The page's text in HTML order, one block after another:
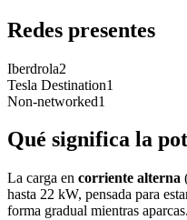
Redes presentes
Iberdrola2
Tesla Destination1
Non-networked1
Qué significa la
La carga en corriente alterna
hasta 22 kW, pensada para
forma gradual mientras aparcas.